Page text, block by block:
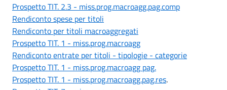
Prospetto TIT. 2.3 - miss.prog.macroagg.pag.comp
Rendiconto spese per titoli
Rendiconto per titoli macroaggregati
Prospetto TIT. 1 - miss.prog.macroagg
Rendiconto entrate per titoli - tipologie - categorie
Prospetto TIT. 1 - miss.prog.macroagg pag.
Prospetto TIT. 1 - miss.prog.macroagg.pag.res.